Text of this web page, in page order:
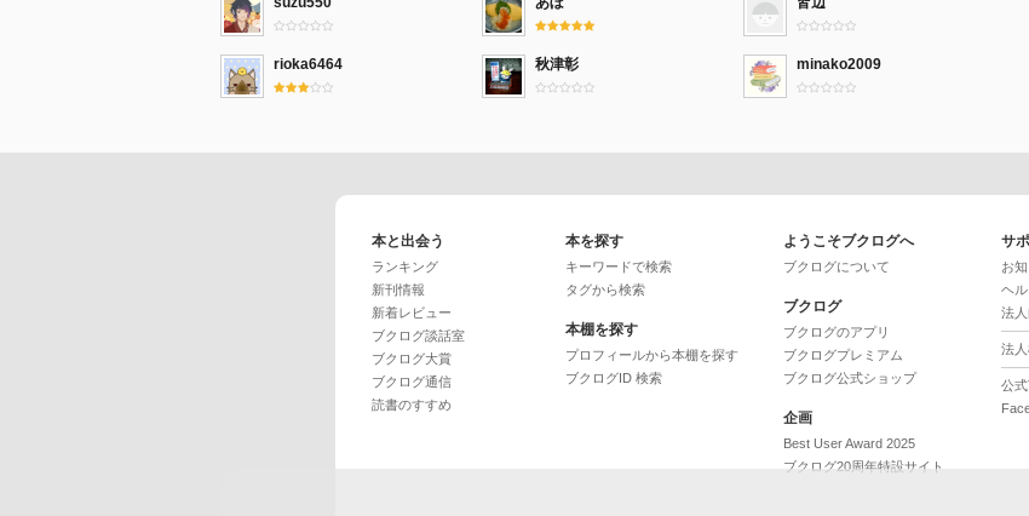
rioka6464 秋津彰 minako2009
本と出会う
ランキング
新刊情報
新着レビュー
ブクログ談話室
ブクログ大賞
ブクログ通信
読書のすすめ
本を探す
キーワードで検索
タグから検索
本棚を探す
プロフィールから本棚を探す
ブクログID 検索
ようこそブクログへ
ブクログについて
ブクログ
ブクログのアプリ
ブクログプレミアム
ブクログ公式ショップ
企画
Best User Award 2025
ブクログ20周年特設サイト
サ
お
ヘ
法
法
公